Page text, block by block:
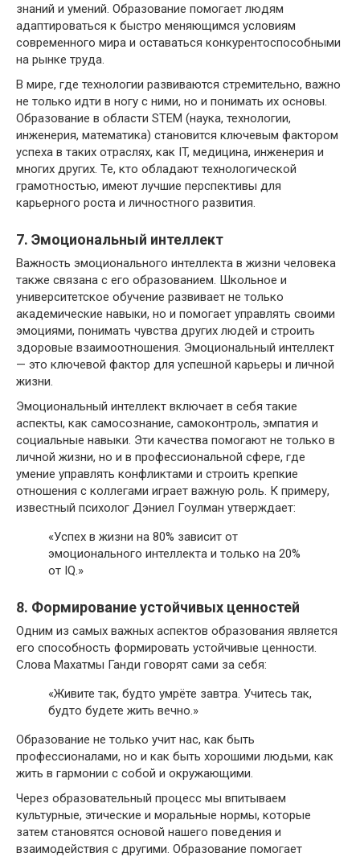
знаний и умений. Образование помогает людям
адаптироваться к быстро меняющимся условиям
современного мира и оставаться конкурентоспособными
на рынке труда.
В мире, где технологии развиваются стремительно, важно
не только идти в ногу с ними, но и понимать их основы.
Образование в области STEM (наука, технологии,
инженерия, математика) становится ключевым фактором
успеха в таких отраслях, как IT, медицина, инженерия и
многих других. Те, кто обладают технологической
грамотностью, имеют лучшие перспективы для
карьерного роста и личностного развития.
7. Эмоциональный интеллект
Важность эмоционального интеллекта в жизни человека
также связана с его образованием. Школьное и
университетское обучение развивает не только
академические навыки, но и помогает управлять своими
эмоциями, понимать чувства других людей и строить
здоровые взаимоотношения. Эмоциональный интеллект
— это ключевой фактор для успешной карьеры и личной
жизни.
Эмоциональный интеллект включает в себя такие
аспекты, как самосознание, самоконтроль, эмпатия и
социальные навыки. Эти качества помогают не только в
личной жизни, но и в профессиональной сфере, где
умение управлять конфликтами и строить крепкие
отношения с коллегами играет важную роль. К примеру,
известный психолог Дэниел Гоулман утверждает:
«Успех в жизни на 80% зависит от
эмоционального интеллекта и только на 20%
от IQ.»
8. Формирование устойчивых ценностей
Одним из самых важных аспектов образования является
его способность формировать устойчивые ценности.
Слова Махатмы Ганди говорят сами за себя:
«Живите так, будто умрёте завтра. Учитесь так,
будто будете жить вечно.»
Образование не только учит нас, как быть
профессионалами, но и как быть хорошими людьми, как
жить в гармонии с собой и окружающими.
Через образовательный процесс мы впитываем
культурные, этические и моральные нормы, которые
затем становятся основой нашего поведения и
взаимодействия с другими. Образование помогает